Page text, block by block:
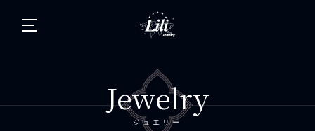
Jewelry
ジュエリー